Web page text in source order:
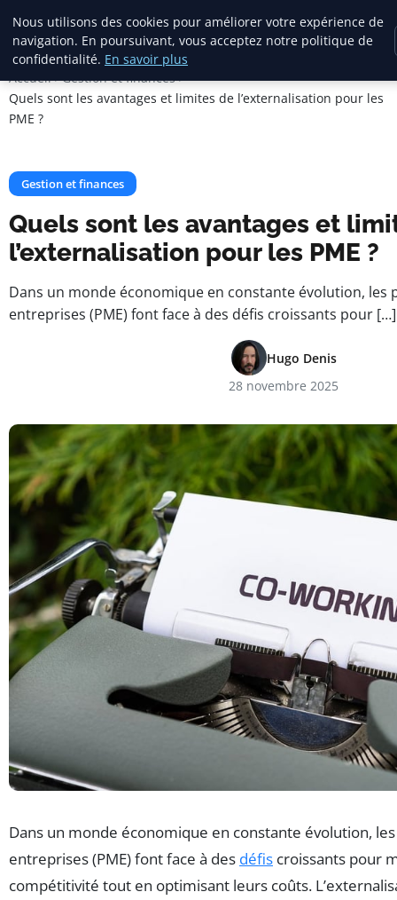
Square Annuaire
Accueil
Gestion et finances
Quels sont les avantages et limites de l’externalisation pour les
PME ?
Gestion et finances
Quels sont les avantages et
l’externalisation pour les PME ?
Dans un monde économique en constante évolution, les
entreprises (PME) font face à des défis croissants pour […]
Hugo Denis
28 novembre 2025
Dans un monde économique en constante évolution,
entreprises (PME) font face à des défis croissants pour
compétitivité tout en optimisant leurs coûts.
Nous utilisons des cookies pour améliorer votre expérience de
navigation. En poursuivant, vous acceptez notre politique de
confidentialité. En savoir plus